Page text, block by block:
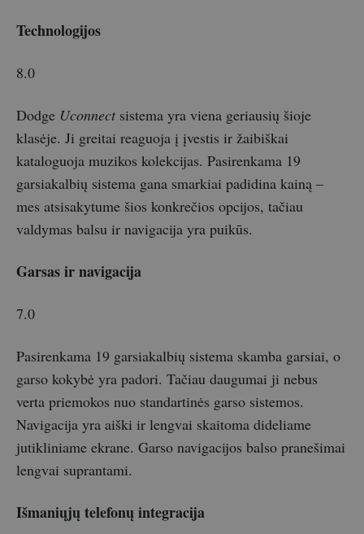
Technologijos
8.0
Dodge Uconnect sistema yra viena geriausių šioje
klasėje. Ji greitai reaguoja į įvestis ir žaibiškai
kataloguoja muzikos kolekcijas. Pasirenkama 19
garsiakalbių sistema gana smarkiai padidina kainą –
mes atsisakytume šios konkrečios opcijos, tačiau
valdymas balsu ir navigacija yra puikūs.
Garsas ir navigacija
7.0
Pasirenkama 19 garsiakalbių sistema skamba garsiai, o
garso kokybė yra padori. Tačiau daugumai ji nebus
verta priemokos nuo standartinės garso sistemos.
Navigacija yra aiški ir lengvai skaitoma dideliame
jutikliniame ekrane. Garso navigacijos balso pranešimai
lengvai suprantami.
Išmaniųjų telefonų integracija